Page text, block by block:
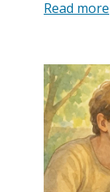
Read more